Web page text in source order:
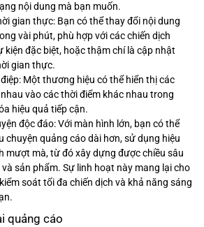
nội dung mà bạn muốn.
gian thực: Bạn có thể thay đổi nội dung
vài phút, phù hợp với các chiến dịch
kiện đặc biệt, hoặc thậm chí là cập nhật
gian thực.
Một thương hiệu có thể hiển thị các
vào các thời điểm khác nhau trong
hiệu quả tiếp cận.
độc đáo: Với màn hình lớn, bạn có thể
chuyện quảng cáo dài hơn, sử dụng hiệu
mượt mà, từ đó xây dựng được chiều sâu
sản phẩm. Sự linh hoạt này mang lại cho
soát tối đa chiến dịch và khả năng sáng
quảng cáo